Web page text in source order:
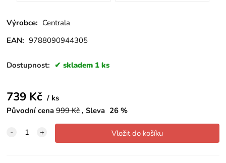
Výrobce: Centrala
EAN: 9788090944305
Dostupnost: skladem 1 ks
739 Kč
ks
Původní cena 999Kč Sleva 26 %